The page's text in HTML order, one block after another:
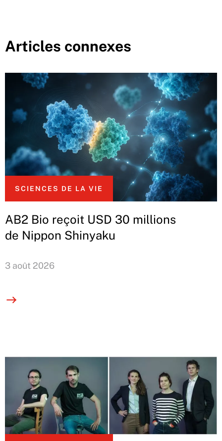
Articles connexes
SCIENCES DE LA VIE
AB2 Bio reçoit USD 30 millions
de Nippon Shinyaku
3 août 2026